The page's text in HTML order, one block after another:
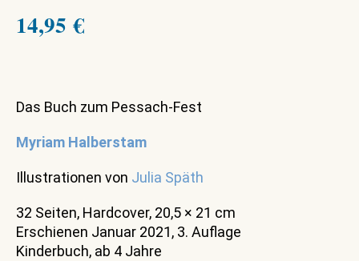
14,95 €
Das Buch zum Pessach-Fest
Myriam Halberstam
Illustrationen von Julia Späth
32 Seiten, Hardcover, 20,5 × 21 cm
Erschienen Januar 2021, 3. Auflage
Kinderbuch, ab 4 Jahre